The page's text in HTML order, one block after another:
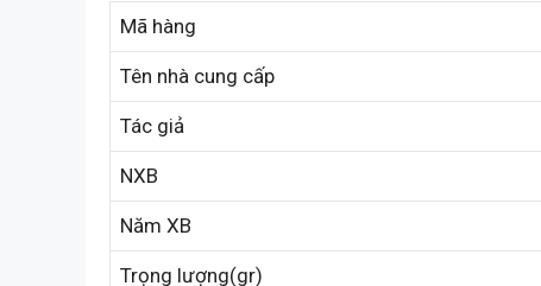
Mã hàng
Tên nhà cung cấp
Tác giả
NXB
Năm XB
Trọng lượng(gr)